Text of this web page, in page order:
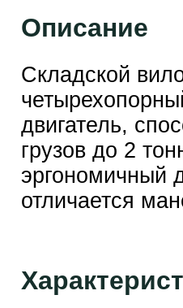
Описание
Складской
двигатель,
грузов до 2
эргономичный
отличается